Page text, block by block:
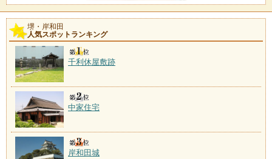
堺・岸和田
人気スポットランキング
千利休屋敷跡
中家住宅
岸和田城